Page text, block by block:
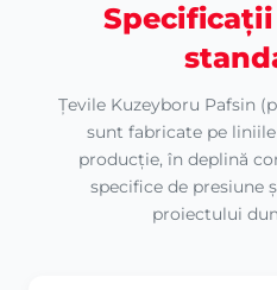
Țevile Kuzeyboru Pafsin
sunt fabricate pe
producție, în deplină
specifice de presiune
proiectului